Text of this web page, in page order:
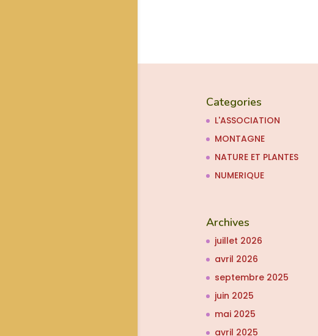
Categories
L'ASSOCIATION
MONTAGNE
NATURE ET PLANTES
NUMERIQUE
Archives
juillet 2026
avril 2026
septembre 2025
juin 2025
mai 2025
avril 2025